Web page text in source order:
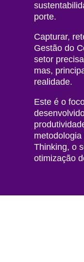
porte.
Capturar,
Gestão do
setor
mas,
realidade.
Este é o
Thinking, o
otimização